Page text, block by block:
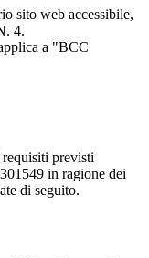
sito web accessibile,
4.
a "BCC
previsti
in ragione dei
di seguito.